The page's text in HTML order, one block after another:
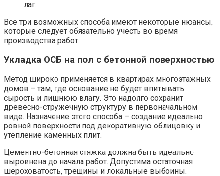
лаг.
Все три возможных способа имеют некоторые нюансы,
которые следует обязательно учесть во время
производства работ.
Укладка ОСБ на пол с бетонной поверхностью
Метод широко применяется в квартирах многоэтажных
домов – там, где основание не будет впитывать
сырость и лишнюю влагу. Это надолго сохранит
древесно-стружечную структуру в первоначальном
виде. Назначение этого способа – создание идеально
ровной поверхности под декоративную облицовку и
утепление каменных плит.
Цементно-бетонная стяжка должна быть идеально
выровнена до начала работ. Допустима остаточная
шероховатость, трещины и локальные выбоины.